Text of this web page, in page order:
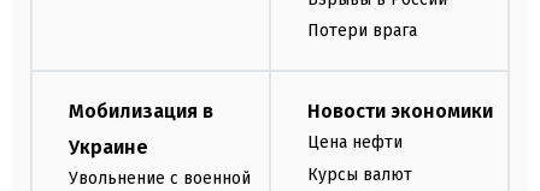
Потери врага
Мобилизация в
Украине
Увольнение с военной
Новости экономики
Цена нефти
Курсы валют